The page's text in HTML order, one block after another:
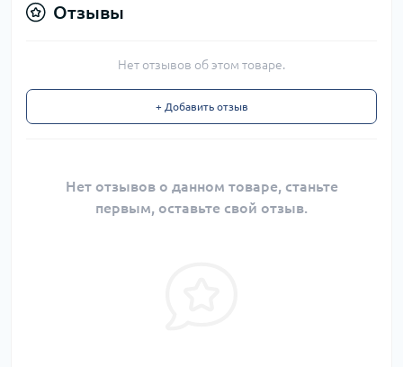
Отзывы
Нет отзывов об этом товаре.
+ Добавить отзыв
Нет отзывов о данном товаре, станьте
первым, оставьте свой отзыв.